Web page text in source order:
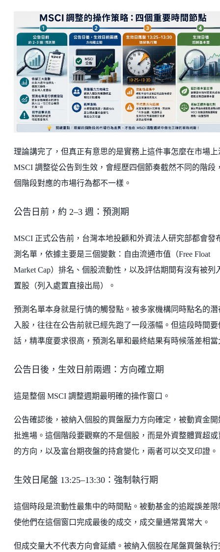
理論講完了，但真正有意思的是實務上這件事怎麼在市場上
MSCI 調整從公告到生效，會經歷四個節奏截然不同的階段
個階段對應的市場行為都不一樣。
公告日前，約 2–3 週：預測期
MSCI 正式公告前，台灣本地投顧和外資法人研究部都會發
測名單，依據主要是三個變數：自由流通市值（Free Float
Market Cap）排名、個股流動性，以及評估期間有沒有被列
置股（列入處置直接出局）。
預測名單本身就是行情的觸發點。被多家機構同時點名的潛
入股，往往在公告前就已經先跑了一段漲幅。但這段時間要
話，精準度要求很高，預測名單和最終結果有時候落差相當
公告日後，生效日前兩週：方向確立期
這是整個 MSCI 調整週期最明確的操作窗口。
公告確認後，被納入個股的買盤壓力方向確定，被動資金開
批進場。這個階段要觀察的不是個股，而是外資整體買超或
的方向，以及富台期夜盤的持倉變化，兩者可以交叉印證。
生效日尾盤 13:25–13:30：強制執行期
這個時段是流動性最集中的時間點。被動基金的追蹤誤差限
使他們在這個窗口完成最後的成交，成交量通常異常大。
但成交量大不代表方向會延續。被納入個股在尾盤買盤執行